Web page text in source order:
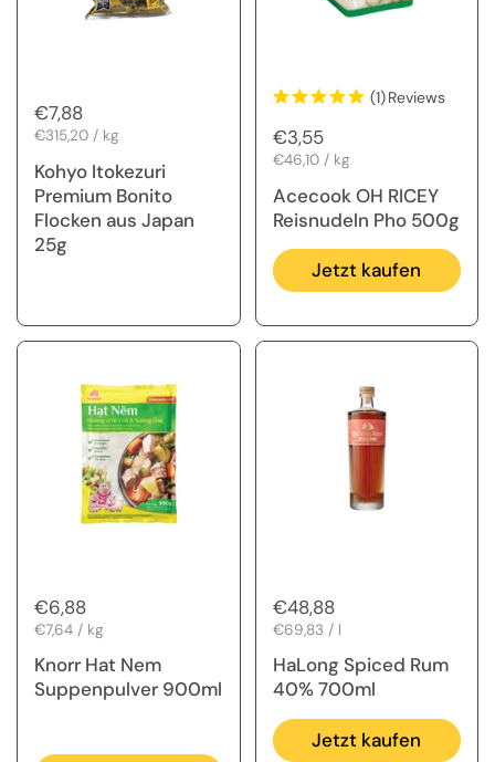
Regulärer Preis
€7,88
Stückpreis
€315,20 / kg
Kohyo Itokezuri
Premium Bonito
Flocken aus Japan
25g
(1)Reviews
Regulärer Preis
€3,55
Stückpreis
€46,10 / kg
Acecook OH RICEY
Reisnudeln Pho 500g
Jetzt kaufen
Regulärer Preis
€6,88
Stückpreis
€7,64 / kg
Knorr Hat Nem
Suppenpulver 900ml
Regulärer Preis
€48,88
Stückpreis
€69,83 / l
HaLong Spiced Rum
40% 700ml
Jetzt kaufen